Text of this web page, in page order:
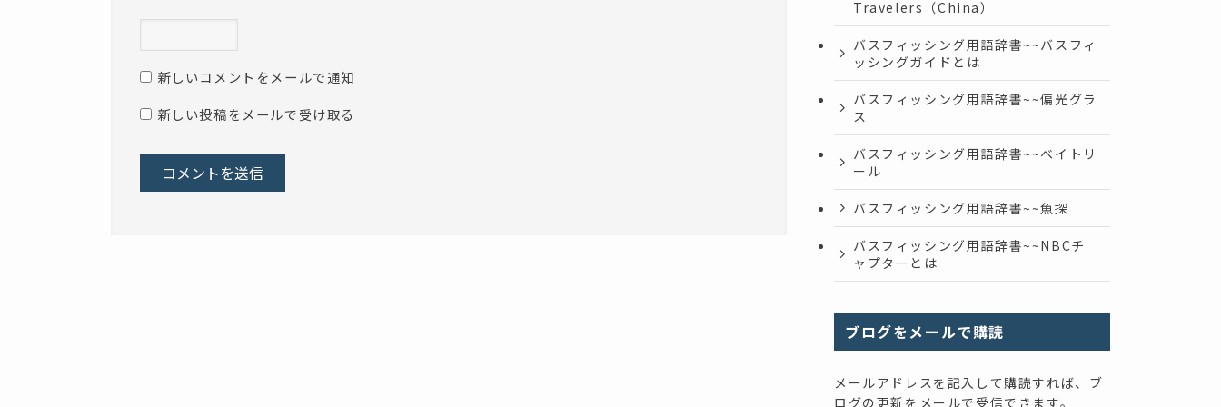
新しいコメントをメールで通知
新しい投稿をメールで受け取る
Travelers（China）
バスフィッシング用語辞書~~バスフィ
ッシングガイドとは
バスフィッシング用語辞書~~偏光グラ
ス
バスフィッシング用語辞書~~ベイトリ
ール
バスフィッシング用語辞書~~魚探
バスフィッシング用語辞書~~NBCチ
ャプターとは
ブログをメールで購読
メールアドレスを記入して購読すれば、ブ
ログの更新をメールで受信できます。